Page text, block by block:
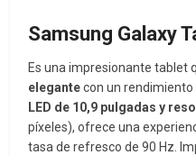
Samsung Galaxy
Es una impresionante tablet
elegantecon un rendimiento
LED de 10,9 pulgadas y
píxeles), ofrece una
tasa de refresco de 90 Hz.